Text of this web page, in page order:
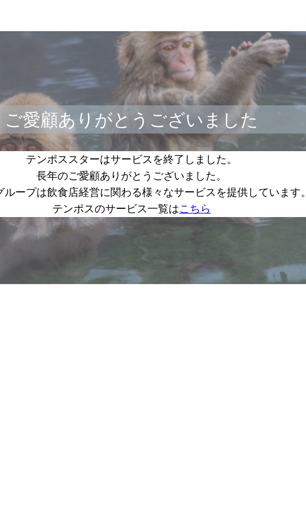
ご愛顧ありがとうございました
テンポススターはサービスを終了しました。
長年のご愛顧ありがとうございました。
ループは飲食店経営に関わる様々なサービスを提供しています。
テンポスのサービス一覧はこちら